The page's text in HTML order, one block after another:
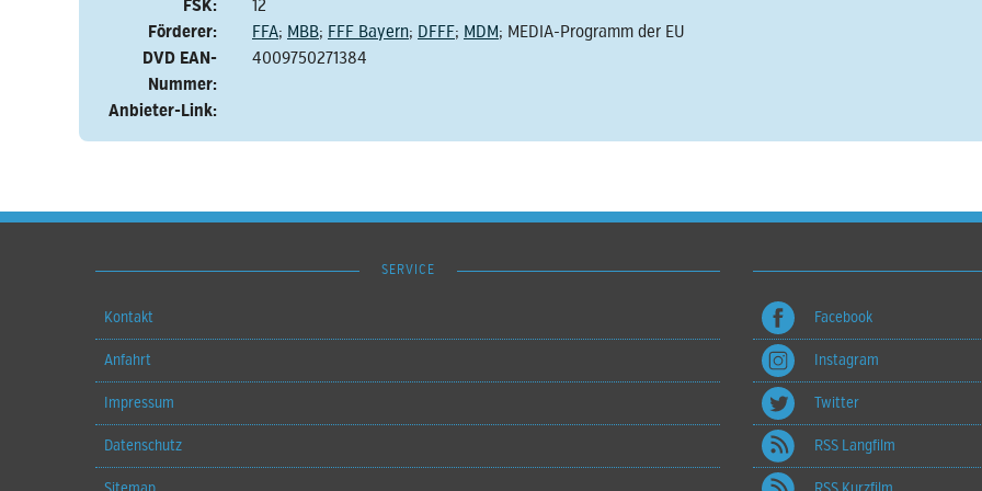
FSK:
12
Förderer:
FFA; MBB; FFF Bayern; DFFF; MDM; MEDIA-Programm der EU
DVD EAN-
Nummer:
4009750271384
Anbieter-Link:
SERVICE
Kontakt
Anfahrt
Impressum
Datenschutz
Facebook
Instagram
Twitter
RSS Langfilm